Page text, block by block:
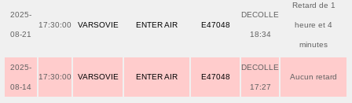
2025-
08-21
17:30:00 VARSOVIE ENTER AIR E47048
DECOLLE
18:34
Retard de 1
heure et 4
minutes
2025-
08-14
17:30:00 VARSOVIE ENTER AIR E47048
DECOLLE
17:27
Aucun retard